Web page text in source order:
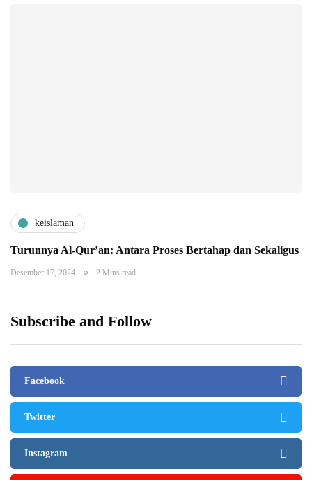
keislaman
Turunnya Al-Qur’an: Antara Proses Bertahap dan Sekaligus
Desember 17, 2024 2 Mins read
Subscribe and Follow
Facebook
Twitter
Instagram